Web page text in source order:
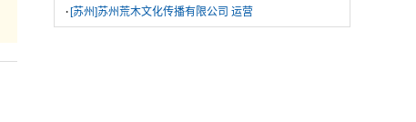
· [苏州]苏州荒木文化传播有限公司 运营